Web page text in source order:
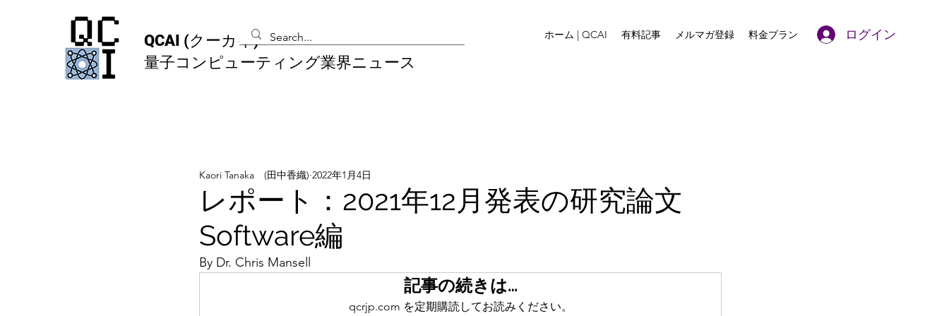
QCAI (クーカイ)
量子コンピューティング業界ニュース
ホーム | QCAI 有料記事 メルマガ登録 料金プラン ログイン
レポート：2021年12月発表の研究論文
Software編
Kaori Tanaka (田中香織) 2022年1月4日
By Dr. Chris Mansell
記事の続きは…
qcrjp.com を定期購読してお読みください。